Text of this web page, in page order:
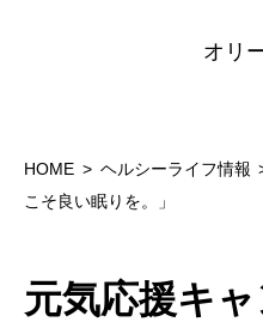
オリ
HOME ヘルシーライフ情報
こそ良い眠りを。」
元気応援キ